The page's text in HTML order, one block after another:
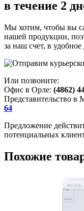
в течение 2
Мы хотим, чтобы вы
нашей продукции,
за наш счет, в удобное
Или позвоните:
Офис в Орле: (4862)
Представительство в
64
Предложение
потенциальных
Похожие